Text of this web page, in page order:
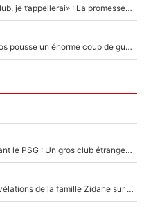
Mercato - OM - «Dès que je prends un club, je t’appellerai» : La promesse de Marcelino au moment de claquer la porte
Victime de racisme contre Murray, Kyrgios pousse un énorme coup de gueule !
Ferran Torres a pris sa décision concernant le PSG : Un gros club étranger prêt à relancer le feuilleton pour la signature du champion du monde 2026 !
«Il est très heureux et impatient» : Les révélations de la famille Zidane sur sa prise de pouvoir en équipe de France !